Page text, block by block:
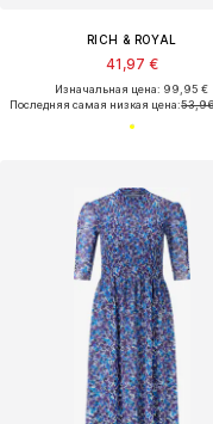
RICH & ROYAL
41,97 €
Изначальная цена: 99,95 €
Последняя самая низкая цена: